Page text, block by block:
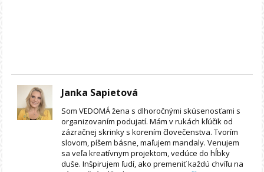
Janka Sapietová
Som VEDOMÁ žena s dlhoročnými skúsenosťami s
organizovaním podujatí. Mám v rukách kľúčik od
zázračnej skrinky s korením človečenstva. Tvorím
slovom, píšem básne, maľujem mandaly. Venujem
sa veľa kreatívnym projektom, vedúce do hĺbky
duše. Inšpirujem ľudí, ako premeniť každú chvíľu na